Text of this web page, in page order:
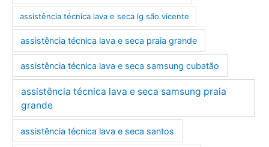
assistência técnica lava e seca lg são vicente
assistência técnica lava e seca praia grande
assistência técnica lava e seca samsung cubatão
assistência técnica lava e seca samsung praia
grande
assistência técnica lava e seca santos